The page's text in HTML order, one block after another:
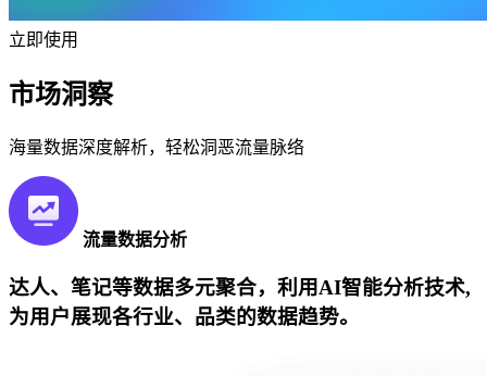
立即使用
市场洞察
海量数据深度解析，轻松洞恶流量脉络
流量数据分析
达人、笔记等数据多元聚合，利用AI智能分析技术,
为用户展现各行业、品类的数据趋势。